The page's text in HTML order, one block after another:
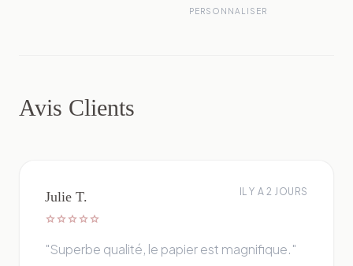
PERSONNALISER
Avis Clients
Julie T.
starstarstarstarstar
IL Y A 2 JOURS
"Superbe qualité, le papier est magnifique."